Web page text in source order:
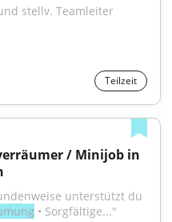
stellv. Teamleiter
Teilzeit
/ Minijob in
unterstützt du
• Sorgfältige..."